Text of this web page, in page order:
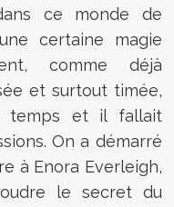
ce monde de
certaine magie
comme déjà
et surtout timée,
temps et il fallait
On a démarré
à Enora Everleigh,
le secret du